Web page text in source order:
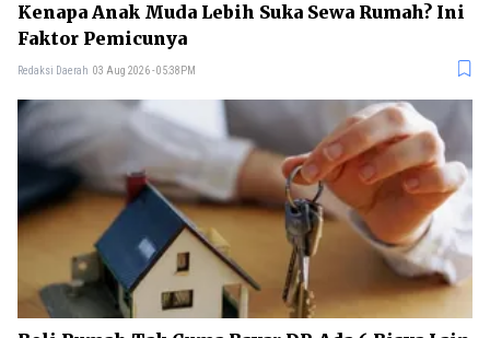
Kenapa Anak Muda Lebih Suka Sewa Rumah? Ini
Faktor Pemicunya
Redaksi Daerah 03 Aug 2026 - 05:38PM